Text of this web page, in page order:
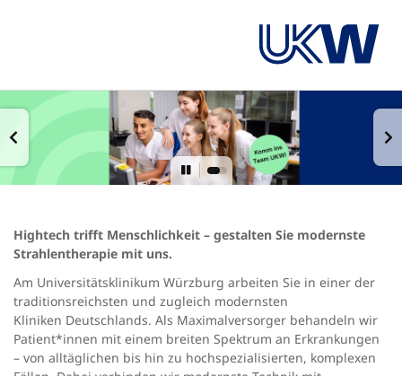
Hightech trifft Menschlichkeit – gestalten Sie modernste
Strahlentherapie mit uns.
Am Universitätsklinikum Würzburg arbeiten Sie in einer der
traditionsreichsten und zugleich modernsten
Kliniken Deutschlands. Als Maximalversorger behandeln wir
Patient*innen mit einem breiten Spektrum an Erkrankungen
– von alltäglichen bis hin zu hochspezialisierten, komplexen